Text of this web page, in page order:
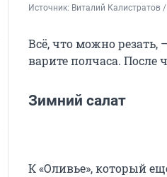
Источник: Виталий Калистратов
Всё, что можно
варите полчаса. После
Зимний салат
К «Оливье», который